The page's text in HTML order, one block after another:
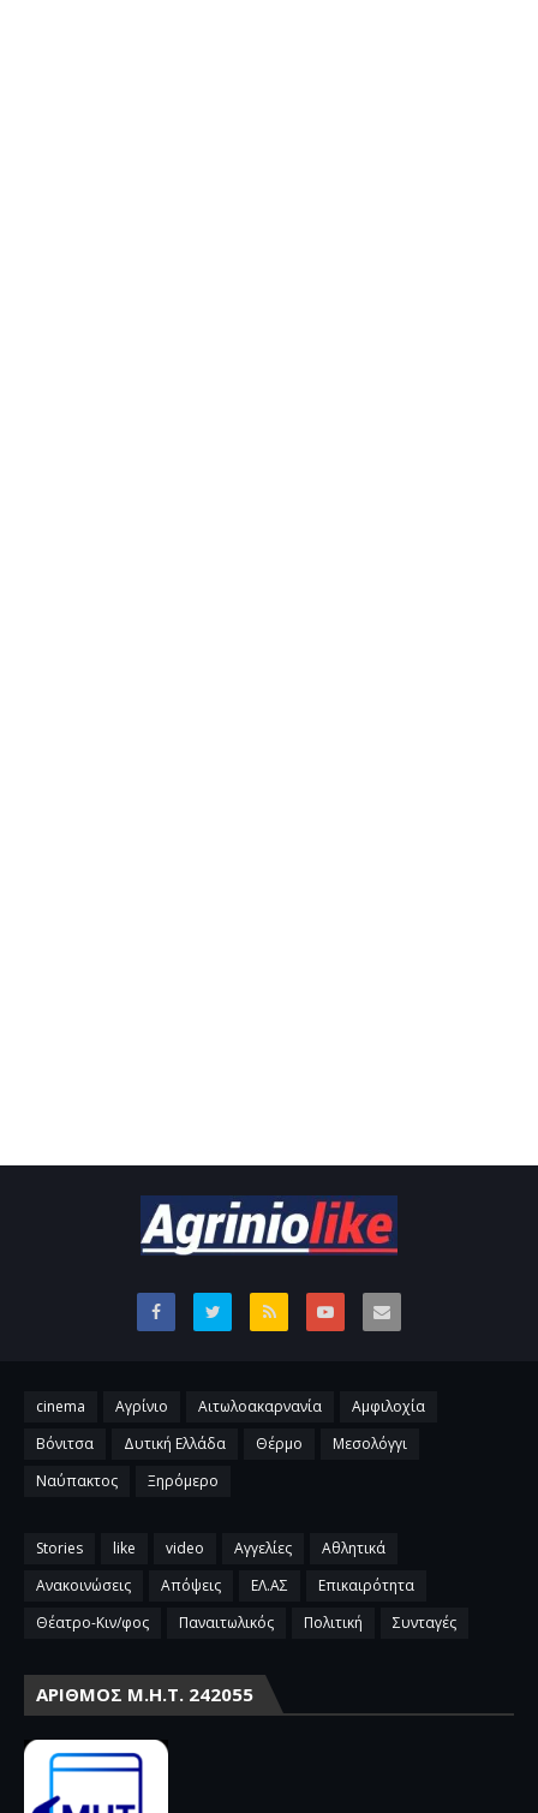
cinema Αγρίνιο Αιτωλοακαρνανία
Αμφιλοχία
Βόνιτσα
Δυτική Ελλάδα Θέρμο
Μεσολόγγι
Ναύπακτος
Ξηρόμερο
Stories like video Αγγελίες
Αθλητικά
Ανακοινώσεις
Απόψεις ΕΛ.ΑΣ
Επικαιρότητα
Θέατρο-Κιν/φος
Παναιτωλικός Πολιτική Συνταγές
ΑΡΙΘΜΌΣ Μ.Η.Τ. 242055